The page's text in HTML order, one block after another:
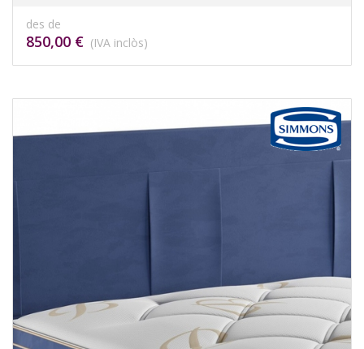
des de
850,00 € (IVA inclòs)